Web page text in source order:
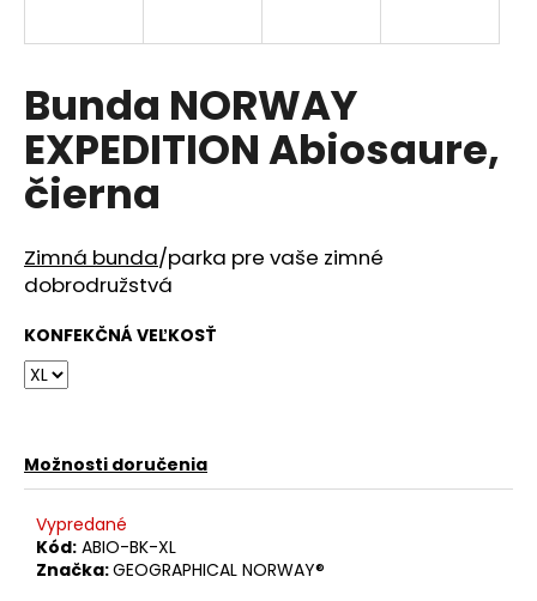
Bunda NORWAY
EXPEDITION Abiosaure,
čierna
Zimná bunda/parka pre vaše zimné
dobrodružstvá
KONFEKČNÁ VEĽKOSŤ
Možnosti doručenia
Vypredané
Kód: ABIO-BK-XL
Značka:GEOGRAPHICAL NORWAY®
s
ť
?
HĽADAŤ
O
o
r
ú
č
a